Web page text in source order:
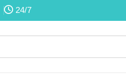
24/7